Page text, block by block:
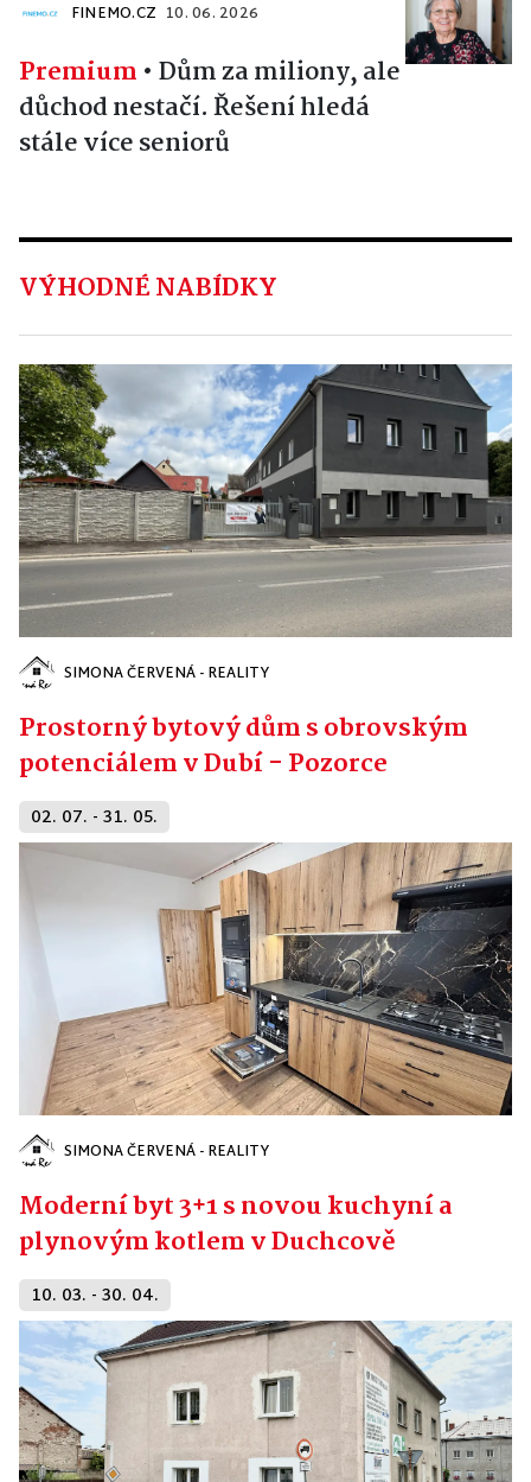
FINEMO.CZ 10. 06. 2026
Premium • Dům za miliony, ale
důchod nestačí. Řešení hledá
stále více seniorů
VÝHODNÉ NABÍDKY
SIMONA ČERVENÁ - REALITY
Prostorný bytový dům s obrovským
potenciálem v Dubí - Pozorce
02. 07. - 31. 05.
SIMONA ČERVENÁ - REALITY
Moderní byt 3+1 s novou kuchyní a
plynovým kotlem v Duchcově
10. 03. - 30. 04.